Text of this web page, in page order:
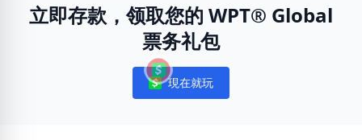
立即存款，领取您的 WPT® Global
票务礼包
Notifications
現在就玩